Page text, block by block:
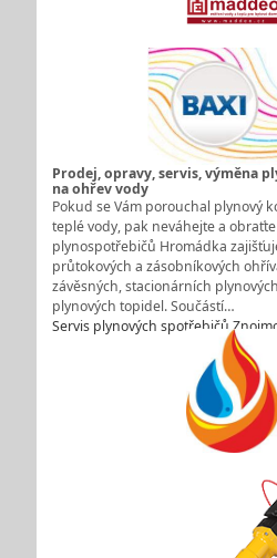
Prodej, opravy, servis, výměna
na ohřev vody
Pokud se Vám porouchal plynový
teplé vody, pak neváhejte a
plynospotřebičů Hromádka
průtokových a zásobníkových
závěsných, stacionárních
plynových topidel. Součástí…
Servis plynových spotřebičů